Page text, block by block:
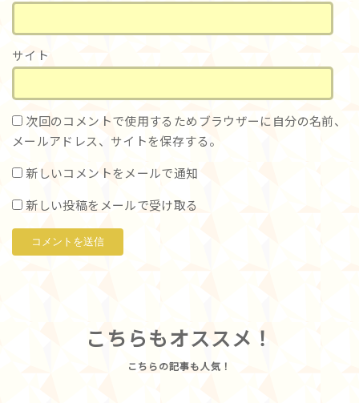
サイト
次回のコメントで使用するためブラウザーに自分の名前、
メールアドレス、サイトを保存する。
新しいコメントをメールで通知
新しい投稿をメールで受け取る
こちらもオススメ！